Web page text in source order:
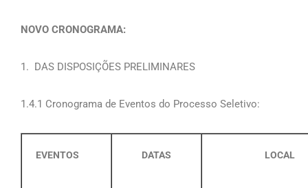
NOVO CRONOGRAMA:
1. DAS DISPOSIÇÕES PRELIMINARES
1.4.1 Cronograma de Eventos do Processo Seletivo:
EVENTOS DATAS LOCAL